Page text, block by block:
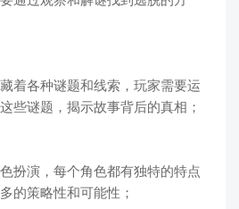
着各种谜题和线索，玩家需要运
些谜题，揭示故事背后的真相；
扮演，每个角色都有独特的特点
的策略性和可能性；